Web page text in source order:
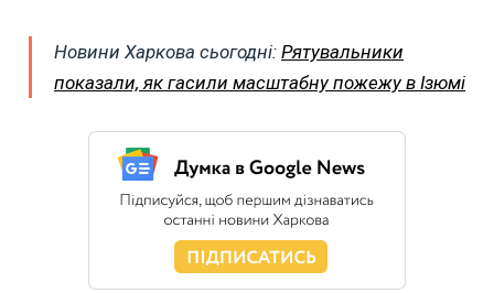
Новини Харкова сьогодні: Рятувальники
показали, як гасили масштабну пожежу в Ізюмі